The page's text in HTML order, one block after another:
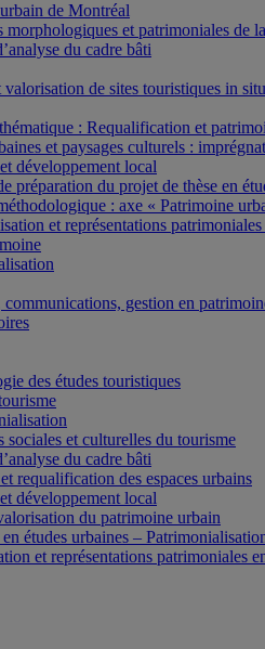
de Montréal
et patrimoniales de
du cadre bâti
de sites touristiques in situ
: Requalification et
et paysages culturels :
développement local
préparation du projet de thèse en
: axe « Patrimoine
et représentations
gestion en
des études touristiques
et culturelles du tourisme
du cadre bâti
requalification des espaces urbains
développement local
du patrimoine urbain
études urbaines –
et représentations patrimoniales